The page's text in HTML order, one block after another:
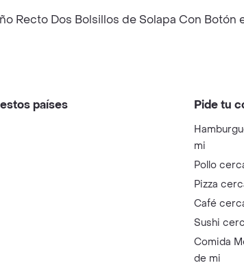
Recto Dos Bolsillos de Solapa Con Botón
países Pide tu
mi
Pollo
Pizza
Café
Sushi
Comida
de mi